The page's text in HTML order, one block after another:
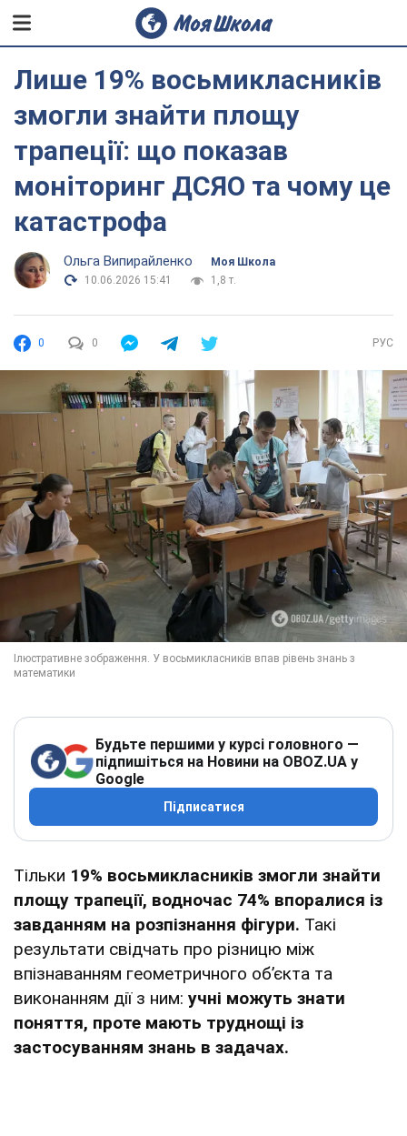
Лише 19% восьмикласників
змогли знайти площу
трапеції: що показав
моніторинг ДСЯО та чому це
катастрофа
Ольга Випирайленко
Моя Школа
10.06.2026 15:41
1,8 т.
0 0 РУС
Будьте першими у курсі головного —
підпишіться на Новини на OBOZ.UA у
Google
Підписатися
Тільки 19% восьмикласників змогли знайти
площу трапеції, водночас 74% впоралися із
завданням на розпізнання фігури. Такі
результати свідчать про різницю між
впізнаванням геометричного обʼєкта та
виконанням дії з ним: учні можуть знати
поняття, проте мають труднощі із
застосуванням знань в задачах.